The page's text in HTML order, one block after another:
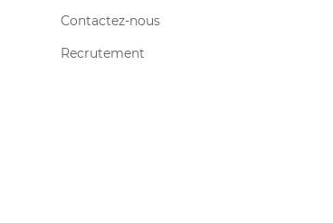
Contactez-nous
Recrutement